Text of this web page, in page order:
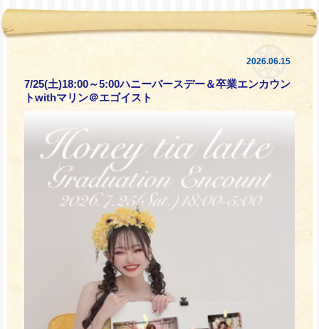
2026.06.15
7/25(土)18:00～5:00ハニーバースデー＆卒業エンカウン
トwithマリン＠エゴイスト